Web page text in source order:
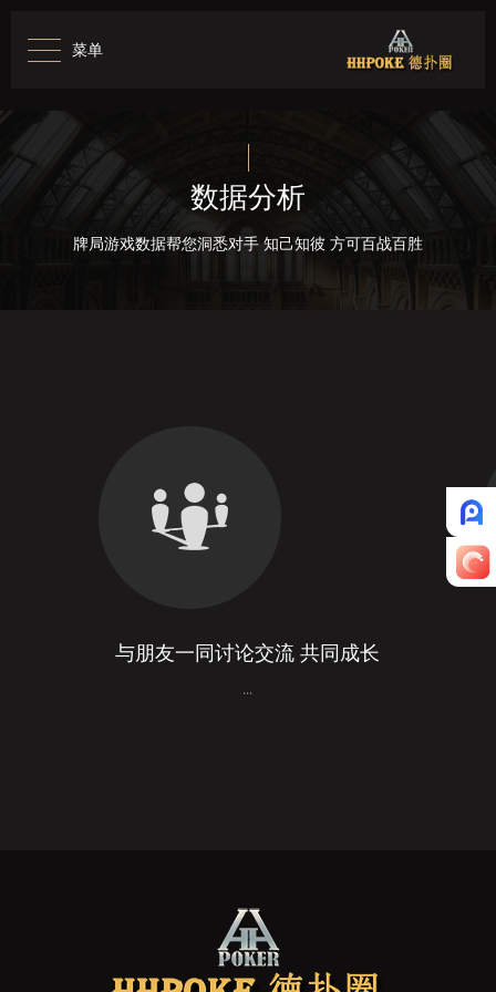
菜单
数据分析
牌局游戏数据帮您洞悉对手 知己知彼 方可百战百胜
与朋友一同讨论交流 共同成长
...